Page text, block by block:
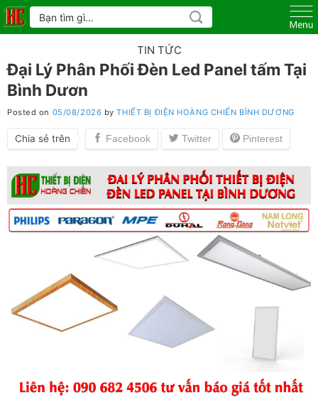
Skip
to
Tìm
kiếm:
TIN TỨC
Đại Lý Phân Phối Đèn Led Panel tấm Tại
Bình Dươn
Posted on 05/08/2026 byTHIẾT BỊ ĐIỆN HOÀNG CHIẾN BÌNH DƯƠNG
Chia sẻ trên